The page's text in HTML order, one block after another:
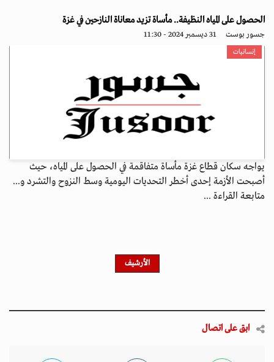
الحصول على المياه النظيفة.. مأساة تزيد معاناة النازحين في غزة
جسور بوست 31 ديسمبر 2024 - 11:30
إنسانيات
يواجه سكان قطاع غزة مأساة متفاقمة في الحصول على المياه، حيث
أصبحت الأزمة إحدى أخطر التحديات اليومية وسط النزوح والتشرد و...
متابعة القراءة ...
الأرشيف
ابق على اتصال